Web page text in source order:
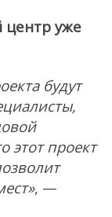
уже
будут
проект
, —